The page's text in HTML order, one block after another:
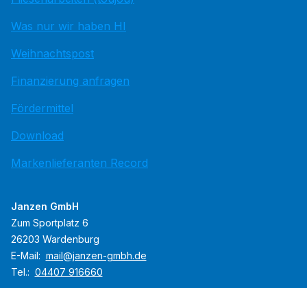
Was nur wir haben HI
Weihnachtspost
Finanzierung anfragen
Fördermittel
Download
Markenlieferanten Record
Janzen GmbH
Zum Sportplatz 6
26203 Wardenburg
E-Mail: mail@janzen-gmbh.de
Tel.: 04407 916660